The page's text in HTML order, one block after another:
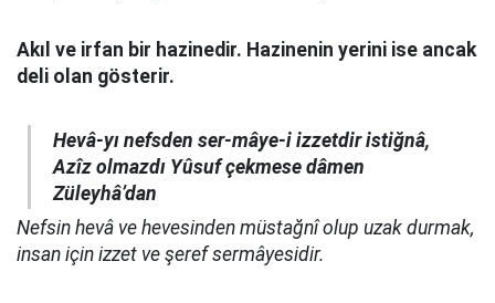
Akıl ve irfan bir hazinedir. Hazinenin yerini ise ancak
deli olan gösterir.
Hevâ-yı nefsden ser-mâye-i izzetdir istiğnâ,
Azîz olmazdı Yûsuf çekmese dâmen
Züleyhâ’dan
Nefsin hevâ ve hevesinden müstağnî olup uzak durmak,
insan için izzet ve şeref sermâyesidir.